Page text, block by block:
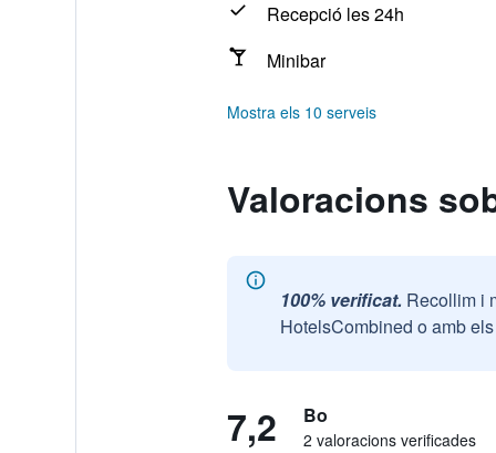
Recepció les 24h
Minibar
Mostra els 10 serveis
Valoracions
100% verificat. Recollim i
HotelsCombined o amb
7,2 Bo
2 valoracions verificades